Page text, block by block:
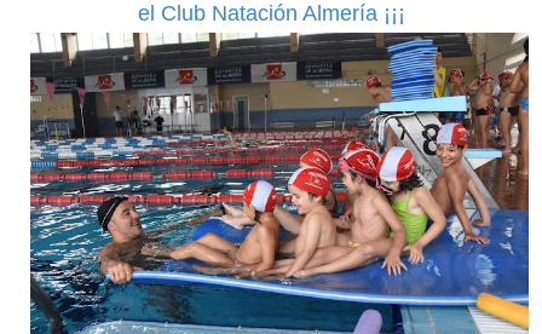
el Club Natación Almería ¡¡¡